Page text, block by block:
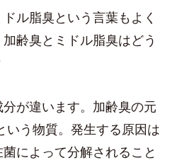
ル脂臭という言葉もよく
齢臭とミドル脂臭はどう
が違います。加齢臭の元
いう物質。発生する原因は
によって分解されること